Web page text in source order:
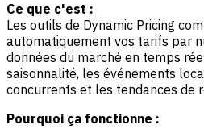
Ce que c'est :
Les outils de Dynamic Pricing
automatiquement vos tarifs par
données du marché en temps
saisonnalité, les événements
concurrents et les tendances de
Pourquoi ça fonctionne :